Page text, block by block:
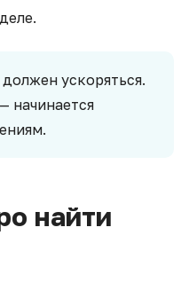
ускоряться.
начинается
найти